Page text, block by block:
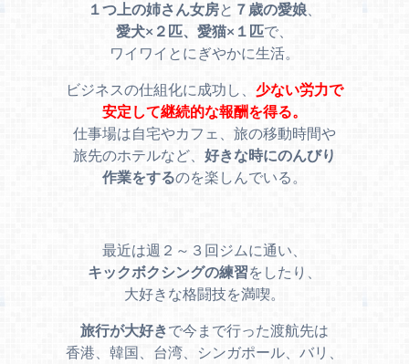
１つ上の姉さん女房と ７歳の愛娘、
愛犬×２匹、愛猫×１匹で、
ワイワイとにぎやかに生活。
ビジネスの仕組化に成功し、 少ない労力で
安定して継続的な報酬を得る。
仕事場は自宅やカフェ、旅の移動時間や
旅先のホテルなど、 好きな時にのんびり
作業をするのを楽しんでいる。
最近は週２～３回ジムに通い、
キックボクシングの練習をしたり、
大好きな格闘技を満喫。
旅行が大好きで今まで行った渡航先は
香港、韓国、台湾、シンガポール、バリ、